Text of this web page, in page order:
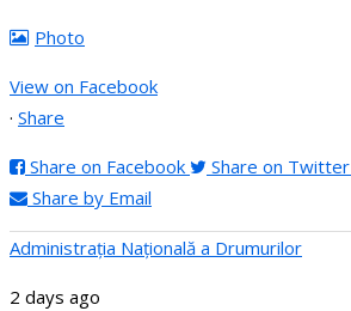
Photo
View on Facebook
· Share
Share on Facebook Share on Twitter
Share by Email
Administraţia Națională a Drumurilor
2 days ago